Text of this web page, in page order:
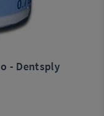
- Dentsply